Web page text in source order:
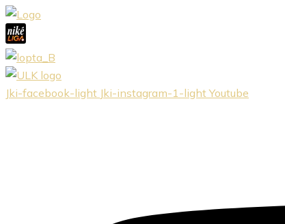
Preskočiť
na
obsah
Jki-facebook-light Jki-instagram-1-light Youtube